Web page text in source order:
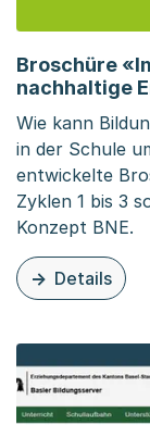
Broschüre
nachhaltige
Wie kann
in der Schule
entwickelte
Zyklen 1 bis 3
Konzept BNE.
Details
zu dieser